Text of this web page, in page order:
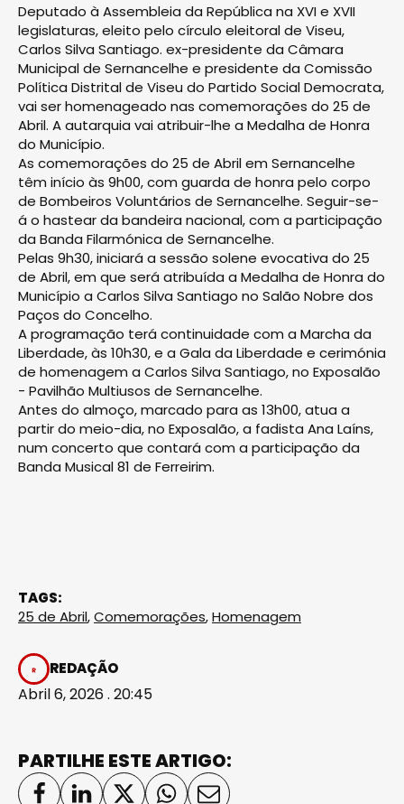
Deputado à Assembleia da República na XVI e XVII
legislaturas, eleito pelo círculo eleitoral de Viseu,
Carlos Silva Santiago. ex-presidente da Câmara
Municipal de Sernancelhe e presidente da Comissão
Política Distrital de Viseu do Partido Social Democrata,
vai ser homenageado nas comemorações do 25 de
Abril. A autarquia vai atribuir-lhe a Medalha de Honra
do Município.
As comemorações do 25 de Abril em Sernancelhe
têm início às 9h00, com guarda de honra pelo corpo
de Bombeiros Voluntários de Sernancelhe. Seguir-se-
á o hastear da bandeira nacional, com a participação
da Banda Filarmónica de Sernancelhe.
Pelas 9h30, iniciará a sessão solene evocativa do 25
de Abril, em que será atribuída a Medalha de Honra do
Município a Carlos Silva Santiago no Salão Nobre dos
Paços do Concelho.
A programação terá continuidade com a Marcha da
Liberdade, às 10h30, e a Gala da Liberdade e cerimónia
de homenagem a Carlos Silva Santiago, no Exposalão
- Pavilhão Multi­usos de Sernancelhe.
Antes do almoço, marcado para as 13h00, atua a
partir do meio-dia, no Exposalão, a fadista Ana Laíns,
num concerto que contará com a participação da
Banda Musical 81 de Ferreirim.
TAGS:
25 de Abril,Comemorações,Homenagem
REDAÇÃO
Abril 6, 2026 . 20:45
PARTILHE ESTE ARTIGO: